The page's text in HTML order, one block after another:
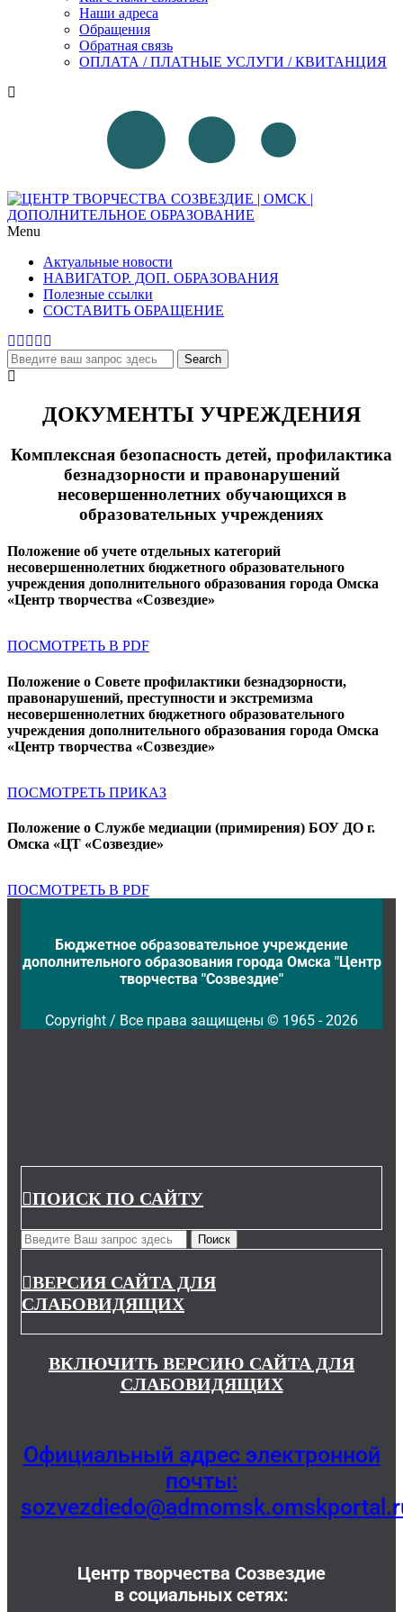
Наши адреса
Обращения
Обратная связь
ОПЛАТА / ПЛАТНЫЕ УСЛУГИ / КВИТАНЦИЯ
Menu
Актуальные новости
НАВИГАТОР. ДОП. ОБРАЗОВАНИЯ
Полезные ссылки
СОСТАВИТЬ ОБРАЩЕНИЕ
ДОКУМЕНТЫ УЧРЕЖДЕНИЯ
Комплексная безопасность детей, профилактика
безнадзорности и правонарушений
несовершеннолетних обучающихся в
образовательных учреждениях
Положение об учете отдельных категорий
несовершеннолетних бюджетного образовательного
учреждения дополнительного образования города Омска
«Центр творчества «Созвездие»
ПОСМОТРЕТЬ В PDF
Положение о Совете профилактики безнадзорности,
правонарушений, преступности и экстремизма
несовершеннолетних бюджетного образовательного
учреждения дополнительного образования города Омска
«Центр творчества «Созвездие»
ПОСМОТРЕТЬ ПРИКАЗ
Положение о Службе медиации (примирения) БОУ ДО г.
Омска «ЦТ «Созвездие»
ПОСМОТРЕТЬ В PDF
Бюджетное образовательное учреждение
дополнительного образования города Омска "Центр
творчества "Созвездие"
Copyright / Все права защищены © 1965 - 2026
ПОИСК ПО САЙТУ
ВЕРСИЯ САЙТА ДЛЯ
СЛАБОВИДЯЩИХ
ВКЛЮЧИТЬ ВЕРСИЮ САЙТА ДЛЯ
СЛАБОВИДЯЩИХ
Официальный адрес электронной
почты:
Центр творчества Созвездие
в социальных сетях: